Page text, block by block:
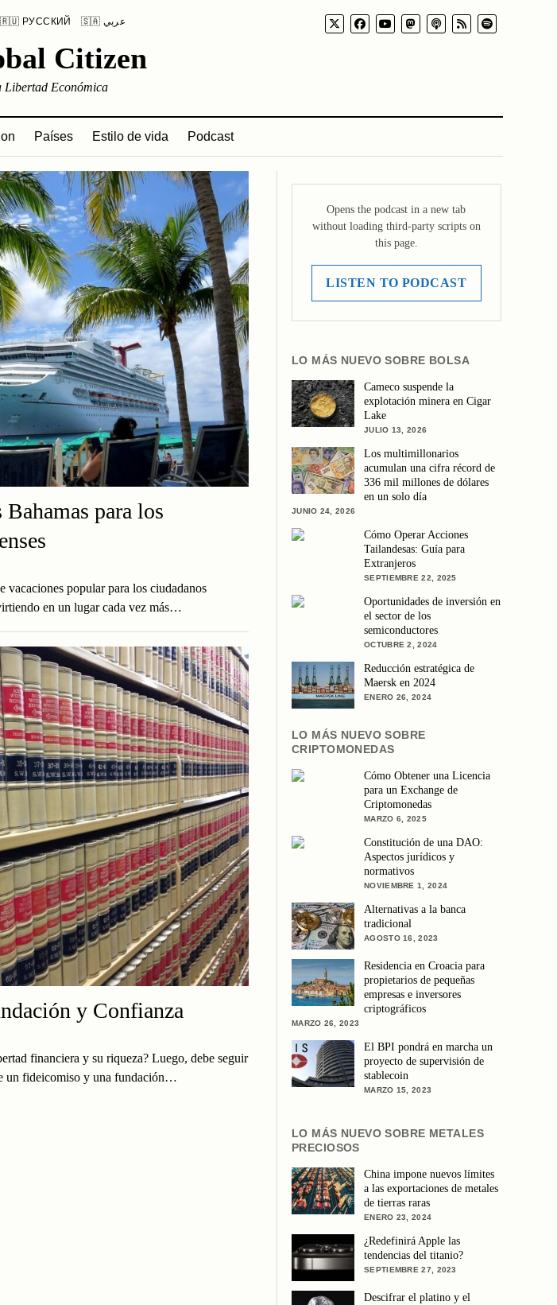
🇷🇺 РУССКИЙ 🇸🇦 عربي
Citizen
Libertad Económica
Países Estilo de vida Podcast
para los
vacaciones popular para los ciudadanos
en un lugar cada vez más…
y Confianza
financiera y su riqueza? Luego, debe seguir
un fideicomiso y una fundación…
Opens the podcast in a new tab
without loading third-party scripts on
this page.
LISTEN TO PODCAST
LO MÁS NUEVO SOBRE BOLSA
Cameco suspende la
explotación minera en Cigar
Lake
JULIO 13, 2026
Los multimillonarios
acumulan una cifra récord de
336 mil millones de dólares
en un solo día
JUNIO 24, 2026
Cómo Operar Acciones
Tailandesas: Guía para
Extranjeros
SEPTIEMBRE 22, 2025
Oportunidades de inversión en
el sector de los
semiconductores
OCTUBRE 2, 2024
Reducción estratégica de
Maersk en 2024
ENERO 26, 2024
LO MÁS NUEVO SOBRE
CRIPTOMONEDAS
Cómo Obtener una Licencia
para un Exchange de
Criptomonedas
MARZO 6, 2025
Constitución de una DAO:
Aspectos jurídicos y
normativos
NOVIEMBRE 1, 2024
Alternativas a la banca
tradicional
AGOSTO 16, 2023
Residencia en Croacia para
propietarios de pequeñas
empresas e inversores
criptográficos
MARZO 26, 2023
El BPI pondrá en marcha un
proyecto de supervisión de
stablecoin
MARZO 15, 2023
LO MÁS NUEVO SOBRE METALES
PRECIOSOS
China impone nuevos límites
a las exportaciones de metales
de tierras raras
ENERO 23, 2024
¿Redefinirá Apple las
tendencias del titanio?
SEPTIEMBRE 27, 2023
Descifrar el platino y el